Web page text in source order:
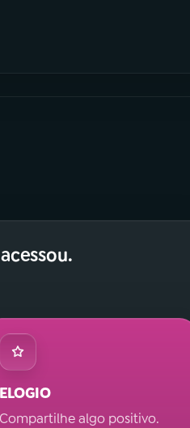
ELOGIO
Compartilhe algo positivo.